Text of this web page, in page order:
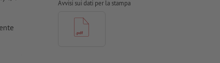
Avvisi sui dati per la stampa